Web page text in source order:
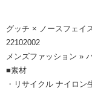
グッチ × ノースフェ
22102002
メンズファッション »
■素材
・リサイクル ナイロン